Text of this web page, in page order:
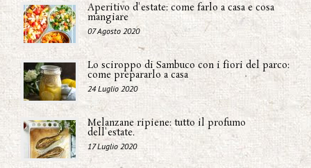
Aperitivo d'estate: come farlo a casa e cosa
mangiare
07 Agosto 2020
Lo sciroppo di Sambuco con i fiori del parco:
come prepararlo a casa
24 Luglio 2020
Melanzane ripiene: tutto il profumo
dell'estate.
17 Luglio 2020